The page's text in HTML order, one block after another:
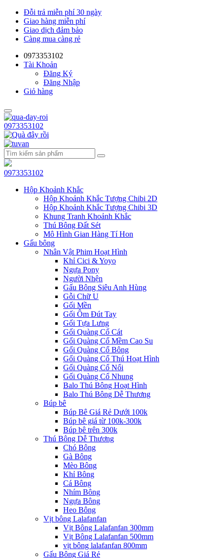
Đỗi trả miễn phí 30 ngày
Giao hàng miễn phí
Giao dịch đảm bảo
Càng mua càng rẻ
0973353102
Tài Khoản
Đăng Ký
Đăng Nhập
Giỏ hàng
0973353102
0973353102
Hộp Khoảnh Khắc
Hộp Khoảnh Khắc Tượng Chibi 2D
Hộp Khoảnh Khắc Tượng Chibi 3D
Khung Tranh Khoảnh Khắc
Thú Bông Đất Sét
Mô Hình Gian Hàng Tí Hon
Gấu bông
Nhân Vật Phim Hoạt Hình
Khỉ Cici & Yoyo
Ngựa Pony
Người Nhện
Gấu Bông Siêu Anh Hùng
Gỗi Chữ U
Gối Mền
Gối Ôm Đút Tay
Gối Tựa Lưng
Gối Quàng Cổ Cát
Gối Quàng Cổ Mềm Cao Su
Gối Quàng Cổ Bông
Gối Quàng Cổ Thú Hoạt Hình
Gối Quàng Cổ Nổi
Gối Quàng Cổ Nhung
Balo Thú Bông Hoạt Hình
Balo Thú Bông Dễ Thương
Búp bê
Búp Bê Giá Rẻ Dưới 100k
Búp bê giá từ 100k-300k
Búp bê trên 300k
Thú Bông Dễ Thương
Chó Bông
Gà Bông
Mèo Bông
Khỉ Bông
Cá Bông
Nhím Bông
Ngựa Bông
Heo Bông
Vịt bông Lalafanfan
Vịt Bông Lalafanfan 300mm
Vịt Bông Lalafanfan 500mm
vịt bông lalafanfan 800mm
Gấu Bông Giá Rẻ